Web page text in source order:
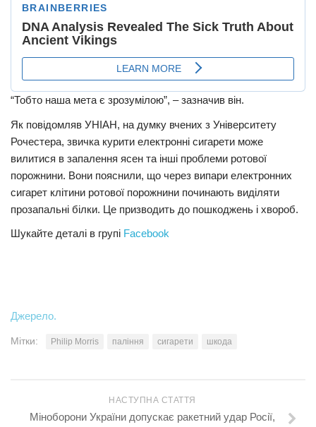
“Тобто наша мета є зрозумілою”, – зазначив він.
Як повідомляв УНІАН, на думку вчених з Університету
Рочестера, звичка курити електронні сигарети може
вилитися в запалення ясен та інші проблеми ротової
порожнини. Вони пояснили, що через випари електронних
сигарет клітини ротової порожнини починають виділяти
прозапальні білки. Це призводить до пошкоджень і хвороб.
Шукайте деталі в групі Facebook
Джерело.
Мітки: Philip Morris паління сигарети шкода
НАСТУПНА СТАТТЯ
Міноборони України допускає ракетний удар Росії,